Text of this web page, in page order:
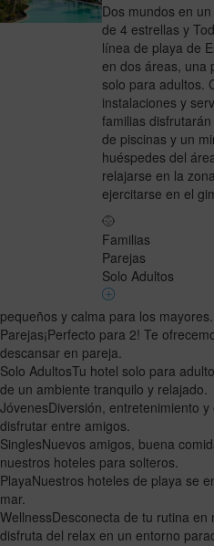
Dos mundos en
de 4 estrellas y
línea de playa de
en dos áreas, una
solo para adultos.
instalaciones y
familias
de piscinas y un
huéspedes del
relajarse en la
ejercitarse en el
Familias
Parejas
Solo Adultos
pequeños y calma para los mayores.
Parejas¡Perfecto para 2! Te
descansar en pareja.
Solo AdultosTu hotel solo para
de un ambiente tranquilo y relajado.
JóvenesDiversión, entretenimiento
disfrutar entre amigos.
SinglesNuevos amigos, buena
nuestros hoteles para solteros.
PlayaNuestros hoteles de playa se
mar.
WellnessDesconecta de tu rutina
disfruta del relax en un entorno